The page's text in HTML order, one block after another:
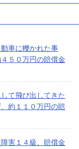
車に轢かれた事
５０万円の賠償金
て飛び出してきた
約１１０万円の賠
害１４級、賠償金